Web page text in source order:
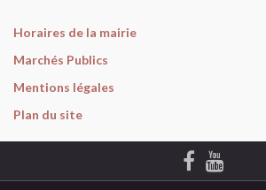
Horaires de la mairie
Marchés Publics
Mentions légales
Plan du site